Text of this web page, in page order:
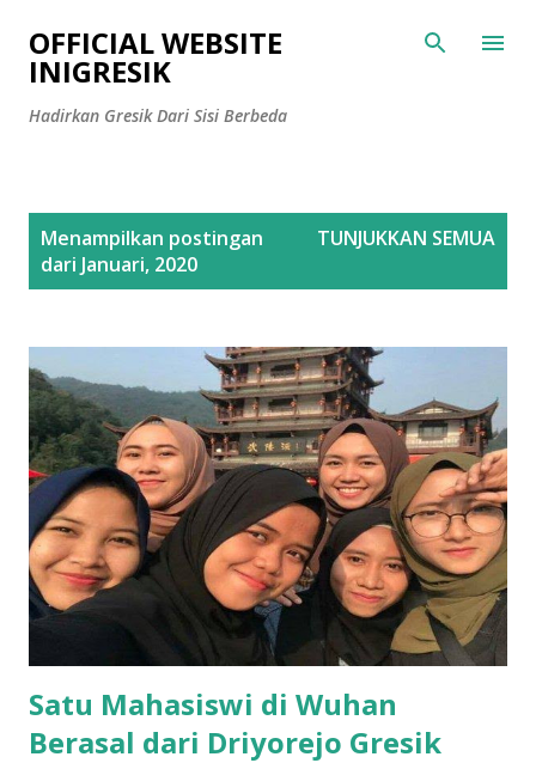
Langsung ke konten utama
OFFICIAL WEBSITE
INIGRESIK
Hadirkan Gresik Dari Sisi Berbeda
Menampilkan postingan
dari Januari, 2020
TUNJUKKAN SEMUA
Satu Mahasiswi di Wuhan
Berasal dari Driyorejo Gresik